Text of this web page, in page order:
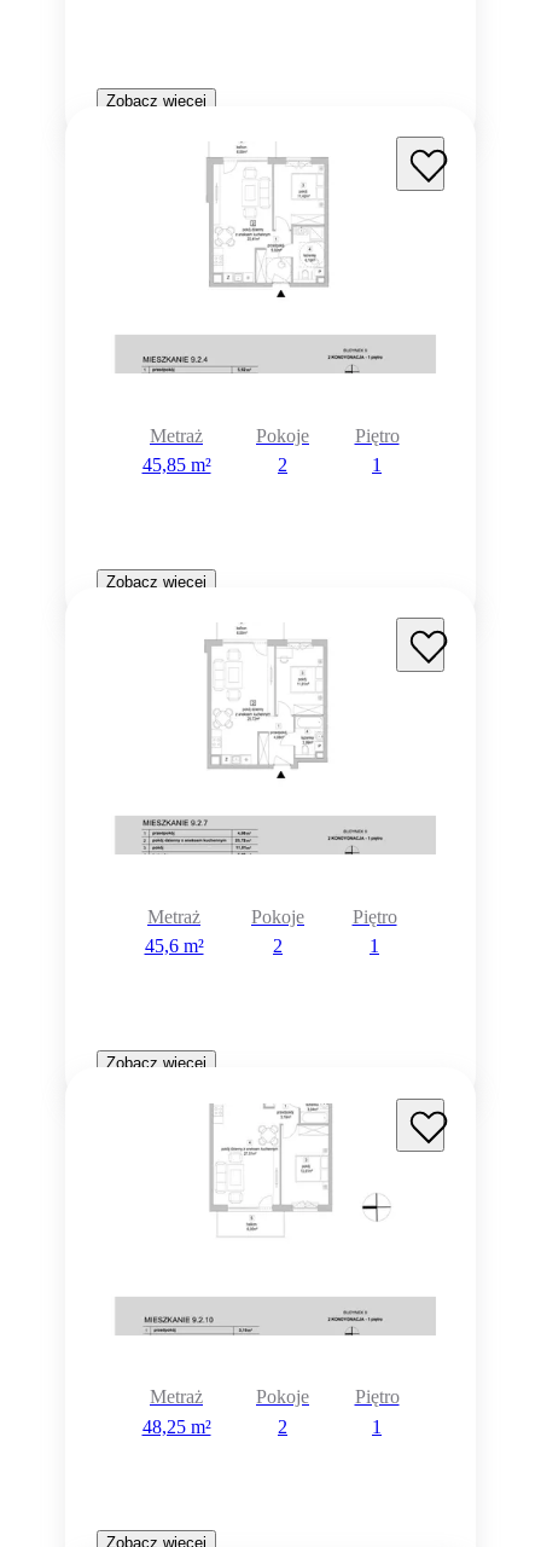
Zobacz więcej
Metraż
45,85 m²
Pokoje
2
Piętro
1
Zobacz więcej
Metraż
45,6 m²
Pokoje
2
Piętro
1
Zobacz więcej
Metraż
48,25 m²
Pokoje
2
Piętro
1
Zobacz więcej